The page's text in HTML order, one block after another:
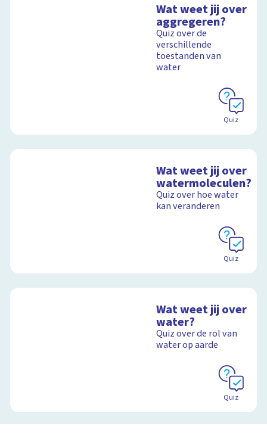
Wat weet jij over
aggregeren?
Quiz over de
verschillende
toestanden van
water
Quiz
Wat weet jij over
watermoleculen?
Quiz over hoe water
kan veranderen
Quiz
Wat weet jij over
water?
Quiz over de rol van
water op aarde
Quiz